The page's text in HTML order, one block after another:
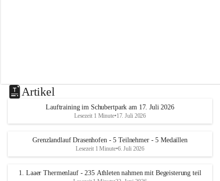
Artikel
Lauftraining im Schubertpark am 17. Juli 2026
Lesezeit 1 Minute•17. Juli 2026
Grenzlandlauf Drasenhofen - 5 Teilnehmer - 5 Medaillen
Lesezeit 1 Minute•6. Juli 2026
1. Laaer Thermenlauf - 235 Athleten nahmen mit Begeisterung teil